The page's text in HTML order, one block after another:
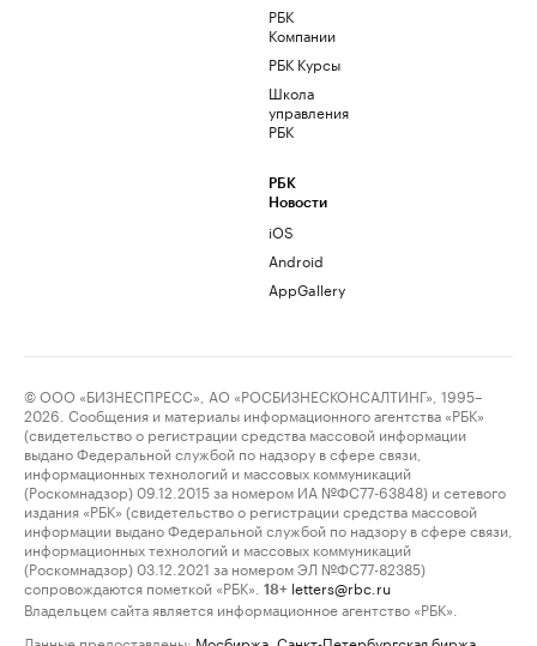
РБК
Компании
РБК Курсы
Школа
управления
РБК
РБК
Новости
iOS
Android
AppGallery
© ООО «БИЗНЕСПРЕСС», АО «РОСБИЗНЕСКОНСАЛТИНГ», 1995–
2026. Сообщения и материалы информационного агентства «РБК»
(свидетельство о регистрации средства массовой информации
выдано Федеральной службой по надзору в сфере связи,
информационных технологий и массовых коммуникаций
(Роскомнадзор) 09.12.2015 за номером ИА №ФС77-63848) и сетевого
издания «РБК» (свидетельство о регистрации средства массовой
информации выдано Федеральной службой по надзору в сфере связи,
информационных технологий и массовых коммуникаций
(Роскомнадзор) 03.12.2021 за номером ЭЛ №ФС77-82385)
сопровождаются пометкой «РБК».
18+ letters@rbc.ru
Владельцем сайта является информационное агентство «РБК».